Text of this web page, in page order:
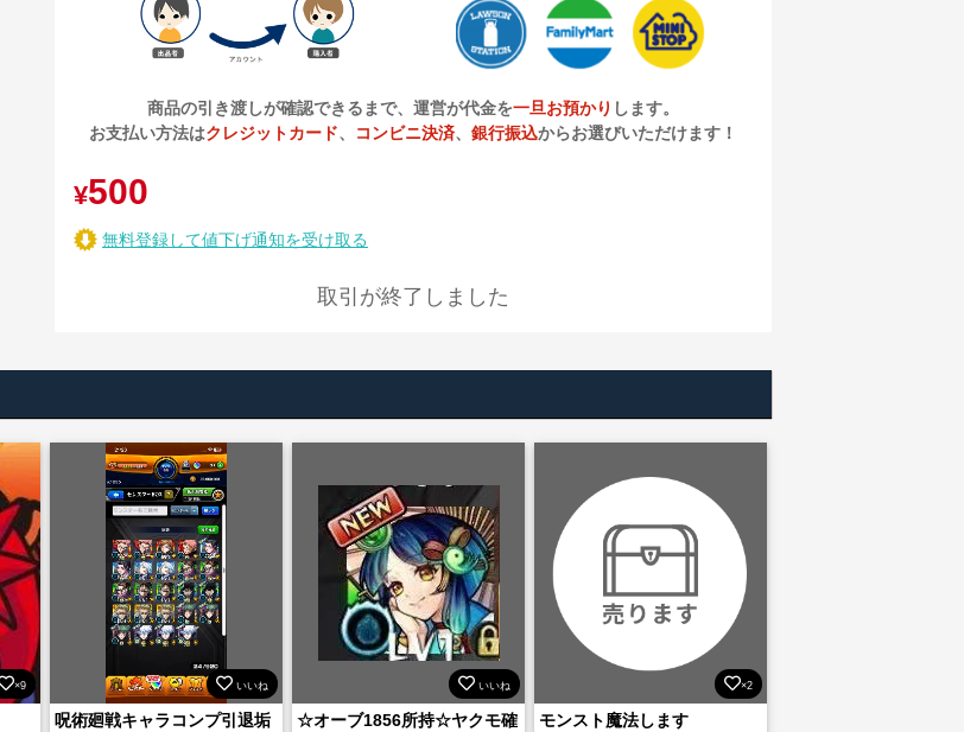
商品の引き渡しが確認できるまで、運営が代金を一旦お預かり します。
お支払い方法はクレジットカード、 コンビニ決済、 銀行振込からお選びいただけます！
¥500
無料登録して値下げ通知を受け取る
取引が終了しました
×9 いいね
呪術廻戦キャラコンプ引退垢
いいね
☆オーブ1856所持☆ヤクモ確
×2
モンスト魔法します